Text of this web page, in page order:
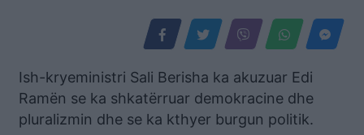
Ish-kryeministri Sali Berisha ka akuzuar Edi
Ramën se ka shkatërruar demokracine dhe
pluralizmin dhe se ka kthyer burgun politik.